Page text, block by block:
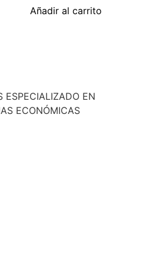
Añadir al carrito
ESPECIALIZADO EN
ECONÓMICAS